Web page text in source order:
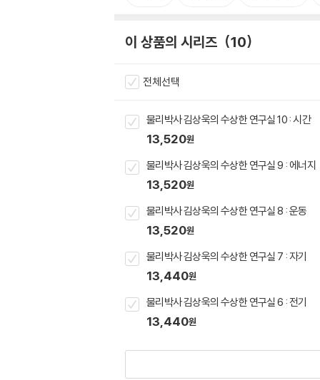
이 상품의 시리즈 10
전체선택
물리박사 김상욱의 수상한 연구실 10 : 시간
13,520원
물리박사 김상욱의 수상한 연구실 9 : 에너지
13,520원
물리박사 김상욱의 수상한 연구실 8 : 운동
13,520원
물리박사 김상욱의 수상한 연구실 7 : 자기
13,440원
물리박사 김상욱의 수상한 연구실 6 : 전기
13,440원